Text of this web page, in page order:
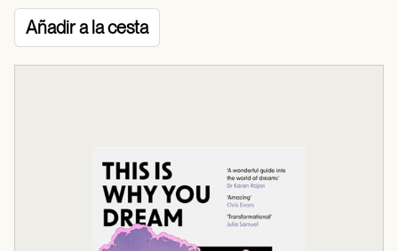
Añadir a la cesta